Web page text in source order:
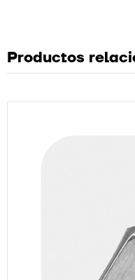
Productos